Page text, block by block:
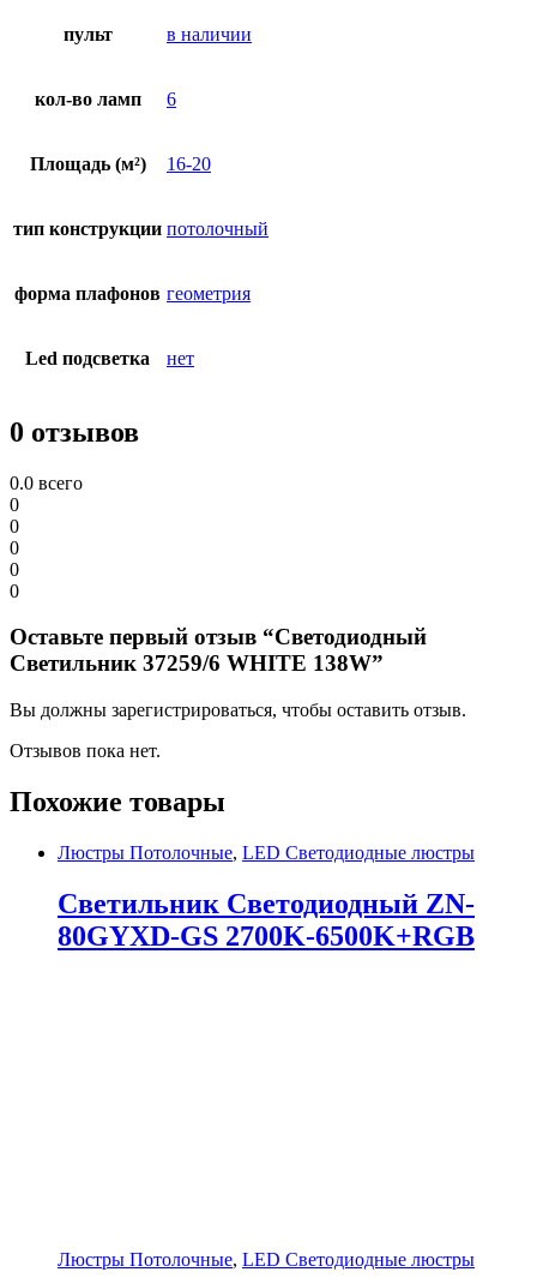
пульт в наличии
кол-во ламп 6
Площадь (м²) 16-20
тип конструкции потолочный
форма плафонов геометрия
Led подсветка нет
0 отзывов
0.0 всего
0
0
0
0
0
Оставьте первый отзыв “Светодиодный
Светильник 37259/6 WHITE 138W”
Вы должны зарегистрироваться, чтобы оставить отзыв.
Отзывов пока нет.
Похожие товары
Люстры Потолочные, LED Светодиодные люстры
Светильник Светодиодный ZN-
80GYXD-GS 2700K-6500K+RGB
Люстры Потолочные, LED Светодиодные люстры